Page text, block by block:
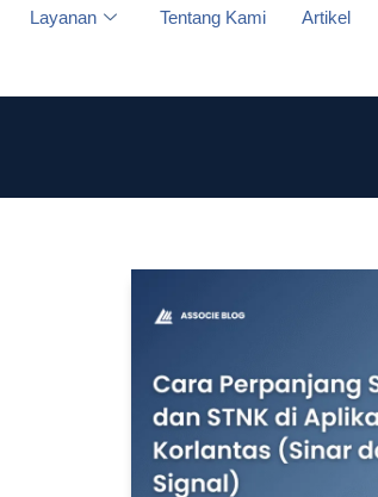
Layanan Tentang Kami Artikel